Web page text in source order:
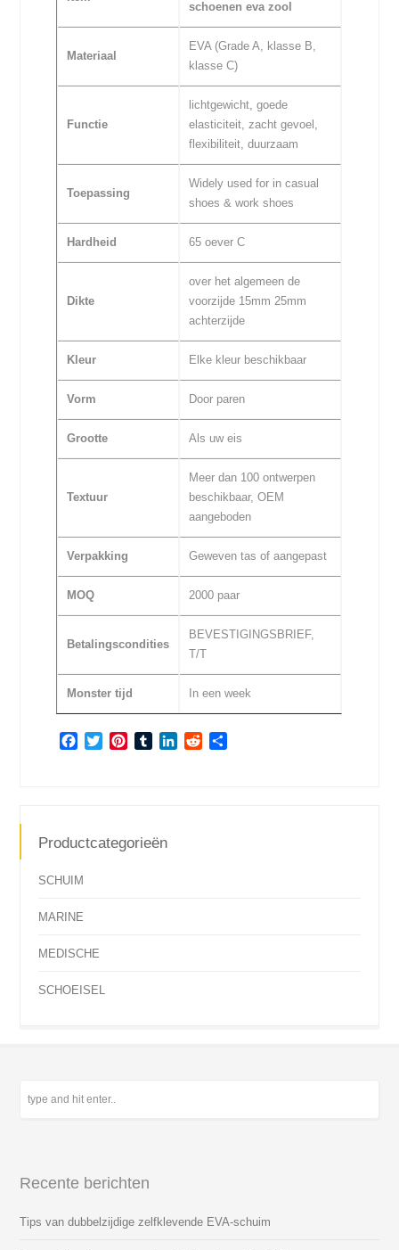
schoenen eva zool
Materiaal
EVA (Grade A, klasse B,
klasse C)
Functie
lichtgewicht, goede
elasticiteit, zacht gevoel,
flexibiliteit, duurzaam
Toepassing
Widely used for in casual
shoes & work shoes
Hardheid 65 oever C
Dikte
over het algemeen de
voorzijde 15mm 25mm
achterzijde
Kleur Elke kleur beschikbaar
Vorm Door paren
Grootte Als uw eis
Textuur
Meer dan 100 ontwerpen
beschikbaar, OEM
aangeboden
Verpakking Geweven tas of aangepast
MOQ 2000 paar
Betalingscondities
BEVESTIGINGSBRIEF,
T/T
Monster tijd In een week
Facebook
TwitterPinterestTumblrLinkedInReddit
Productcategorieën
SCHUIM
MARINE
MEDISCHE
SCHOEISEL
Recente berichten
Tips van dubbelzijdige zelfklevende EVA-schuim